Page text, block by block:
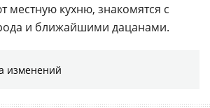
местную кухню, знакомятся с
и ближайшими дацанами.
изменений